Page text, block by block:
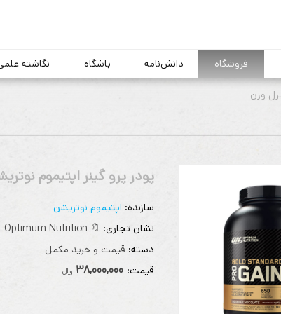
فروشگاه دانش‌نامه باشگاه نگاشته
وزن
پودر پرو گینر اپتیموم
سازنده: اپتیموم نوتریشن
نشان تجاری: 🔖 Optimum Nutrition
دسته: قیمت و خرید مکمل
قيمت: 38,000,000 ريال